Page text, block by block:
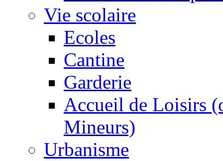
Vie scolaire
Ecoles
Cantine
Garderie
Accueil de Loisirs
Mineurs)
Urbanisme